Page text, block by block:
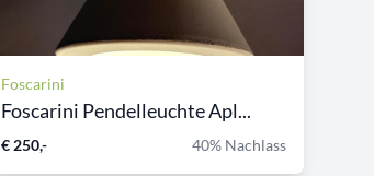
Foscarini
Foscarini Pendelleuchte Apl...
€ 250,- 40% Nachlass